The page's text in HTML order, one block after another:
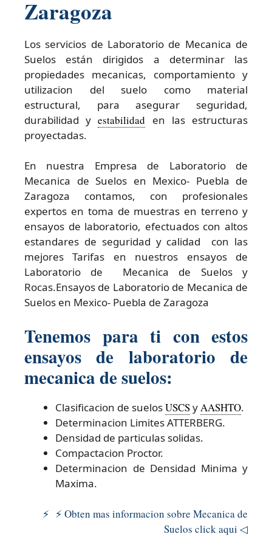
Zaragoza
Los servicios de Laboratorio de Mecanica de
Suelos están dirigidos a determinar las
propiedades mecanicas, comportamiento y
utilizacion del suelo como material
estructural, para asegurar seguridad,
durabilidad yestabilidad en las estructuras
proyectadas.
En nuestra Empresa de Laboratorio de
Mecanica de Suelos en Mexico- Puebla de
Zaragoza contamos, con profesionales
expertos en toma de muestras en terreno y
ensayos de laboratorio, efectuados con altos
estandares de seguridad y calidad con las
mejores Tarifas en nuestros ensayos de
Laboratorio de Mecanica de Suelos y
Rocas.Ensayos de Laboratorio de Mecanica de
Suelos en Mexico- Puebla de Zaragoza
Tenemos para ti con estos
ensayos de laboratorio de
mecanica de suelos:
Clasificacion de suelosUSCSy AASHTO.
Determinacion Limites ATTERBERG.
Densidad de particulas solidas.
Compactacion Proctor.
Determinacion de Densidad Minima y
Maxima.
⚡ ⚡ Obten mas informacion sobre Mecanica de
Suelos click aqui ◁